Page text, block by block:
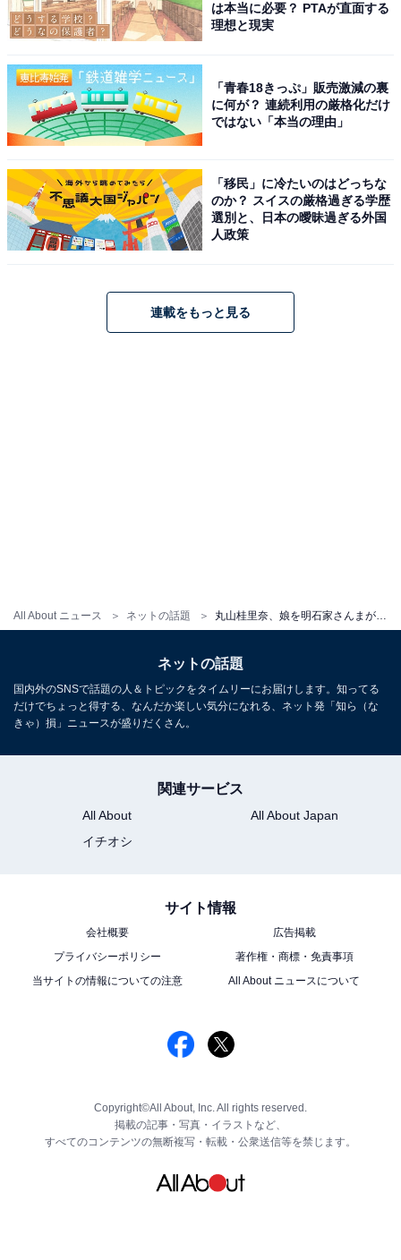
All About ニュース ネットの話題
は本当に必要？ PTAが直面する
理想と現実
「青春18きっぷ」販売激減の裏
に何が？ 連続利用の厳格化だけ
ではない「本当の理由」
「移民」に冷たいのはどっちな
のか？ スイスの厳格過ぎる学歴
選別と、日本の曖昧過ぎる外国
人政策
連載をもっと見る
ネットの話題
国内外のSNSで話題の人＆トピックをタイムリーにお届けします。知ってる
だけでちょっと得する、なんだか楽しい気分になれる、ネット発「知ら（な
きゃ）損」ニュースが盛りだくさん。
関連サービス
All About
All About Japan
イチオシ
サイト情報
会社概要
広告掲載
プライバシーポリシー
著作権・商標・免責事項
当サイトの情報についての注意
All About ニュースについて
Copyright©All About, Inc. All rights reserved.
掲載の記事・写真・イラストなど、
すべてのコンテンツの無断複写・転載・公衆送信等を禁じます。